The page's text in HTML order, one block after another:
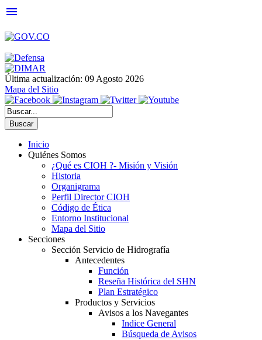
menu
Última actualización: 09 Agosto 2026
Mapa del Sitio
Buscar
Inicio
Quiénes Somos
¿Qué es CIOH ?- Misión y Visión
Historia
Organigrama
Perfil Director CIOH
Código de Ética
Entorno Institucional
Mapa del Sitio
Secciones
Sección Servicio de Hidrografía
Antecedentes
Función
Reseña Histórica del SHN
Plan Estratégico
Productos y Servicios
Avisos a los Navegantes
Indice General
Búsqueda de Avisos